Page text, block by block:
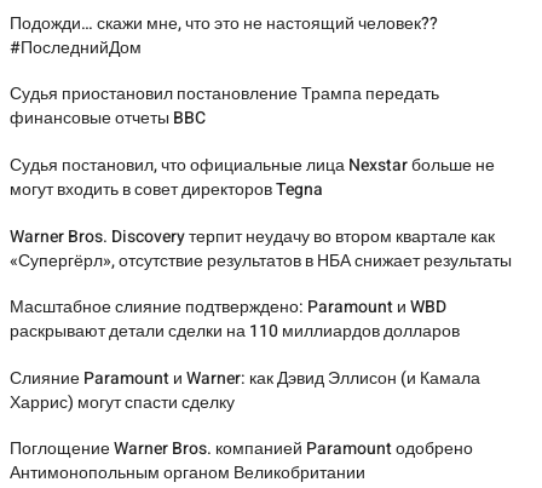
Подожди… скажи мне, что это не настоящий человек??
#ПоследнийДом
Судья приостановил постановление Трампа передать
финансовые отчеты BBC
Судья постановил, что официальные лица Nexstar больше не
могут входить в совет директоров Tegna
Warner Bros. Discovery терпит неудачу во втором квартале как
«Супергёрл», отсутствие результатов в НБА снижает результаты
Масштабное слияние подтверждено: Paramount и WBD
раскрывают детали сделки на 110 миллиардов долларов
Слияние Paramount и Warner: как Дэвид Эллисон (и Камала
Харрис) могут спасти сделку
Поглощение Warner Bros. компанией Paramount одобрено
Антимонопольным органом Великобритании